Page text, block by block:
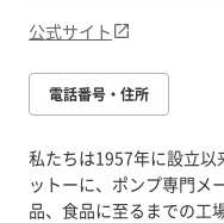
公式サイト
電話番号・住所
私たちは1957年に設立
ットーに、ポンプ専門メ
品、食品に至るまでの工